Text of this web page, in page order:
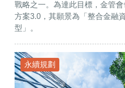
戰略之一。為達此目標，金管
方案3.0，其願景為「整合金融
型」。
永續規劃